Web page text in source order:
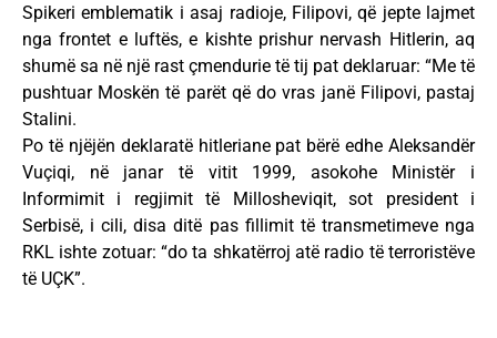
Spikeri emblematik i asaj radioje, Filipovi, që jepte lajmet
nga frontet e luftës, e kishte prishur nervash Hitlerin, aq
shumë sa në një rast çmendurie të tij pat deklaruar: “Me të
pushtuar Moskën të parët që do vras janë Filipovi, pastaj
Stalini.
Po të njëjën deklaratë hitleriane pat bërë edhe Aleksandër
Vuçiqi, në janar të vitit 1999, asokohe Ministër i
Informimit i regjimit të Millosheviqit, sot president i
Serbisë, i cili, disa ditë pas fillimit të transmetimeve nga
RKL ishte zotuar: “do ta shkatërroj atë radio të terroristëve
të UÇK”.